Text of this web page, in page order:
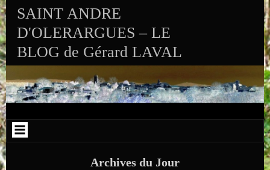
Skip to VISITS_COUNTER_WIDGET
SAINT ANDRE
D'OLERARGUES – LE
BLOG de Gérard LAVAL
Archives du Jour